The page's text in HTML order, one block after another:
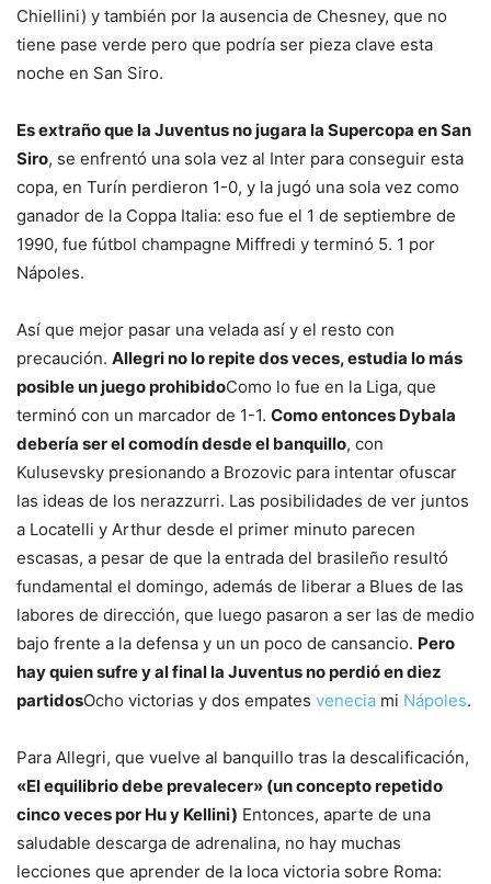
Chiellini) y también por la ausencia de Chesney, que no
tiene pase verde pero que podría ser pieza clave esta
noche en San Siro.
Es extraño que la Juventus no jugara la Supercopa en San
Siro, se enfrentó una sola vez al Inter para conseguir esta
copa, en Turín perdieron 1-0, y la jugó una sola vez como
ganador de la Coppa Italia: eso fue el 1 de septiembre de
1990, fue fútbol champagne Miffredi y terminó 5. 1 por
Nápoles.
Así que mejor pasar una velada así y el resto con
precaución. Allegri no lo repite dos veces, estudia lo más
posible un juego prohibidoComo lo fue en la Liga, que
terminó con un marcador de 1-1. Como entonces Dybala
debería ser el comodín desde el banquillo, con
Kulusevsky presionando a Brozovic para intentar ofuscar
las ideas de los nerazzurri. Las posibilidades de ver juntos
a Locatelli y Arthur desde el primer minuto parecen
escasas, a pesar de que la entrada del brasileño resultó
fundamental el domingo, además de liberar a Blues de las
labores de dirección, que luego pasaron a ser las de medio
bajo frente a la defensa y un un poco de cansancio. Pero
hay quien sufre y al final la Juventus no perdió en diez
partidosOcho victorias y dos empates venecia mi Nápoles.
Para Allegri, que vuelve al banquillo tras la descalificación,
«El equilibrio debe prevalecer» (un concepto repetido
cinco veces por Hu y Kellini) Entonces, aparte de una
saludable descarga de adrenalina, no hay muchas
lecciones que aprender de la loca victoria sobre Roma: